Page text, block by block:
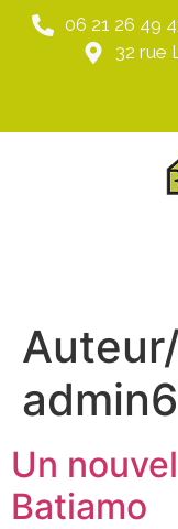
06 21 26 49
32 rue
Un
Batiamo